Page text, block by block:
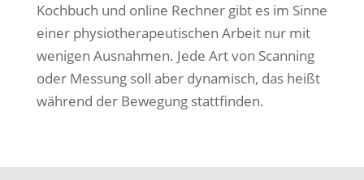
Kochbuch und online Rechner gibt es im Sinne
einer physiotherapeutischen Arbeit nur mit
wenigen Ausnahmen. Jede Art von Scanning
oder Messung soll aber dynamisch, das heißt
während der Bewegung stattfinden.